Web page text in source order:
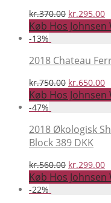
kr.370.00 Den
pris
kr.370.00.
kr.295.00
Køb Hos Johnsen
-13%
2018 Chateau
kr.750.00 Den
pris
kr.750.00.
kr.650.00
Køb Hos Johnsen
-47%
2018 Økologisk
Block 389 DKK
kr.560.00 Den
pris
kr.299.00
Køb Hos Johnsen
-22%